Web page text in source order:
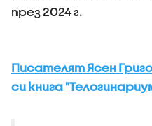
през 2024 г.
Писателят Ясен
си книга